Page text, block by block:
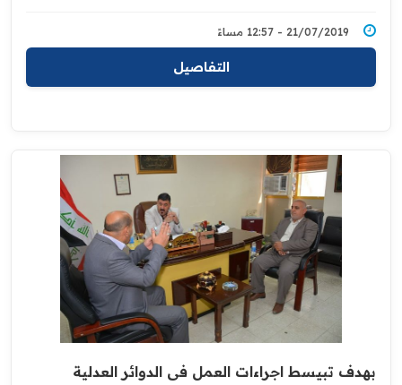
21/07/2019 - 12:57 مساءً
التفاصيل
بهدف تبيسط اجراءات العمل في الدوائر العدلية